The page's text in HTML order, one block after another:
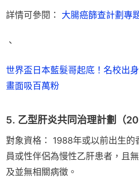
詳情可參閱： 大腸癌篩查計劃專
、
世界盃日本藍髮哥起底！名校出
畫面吸百萬粉
5. 乙型肝炎共同治理計劃（
對象資格： 1988年或以前出生的
員或性伴侶為慢性乙肝患者，且
及並無相關病徵。